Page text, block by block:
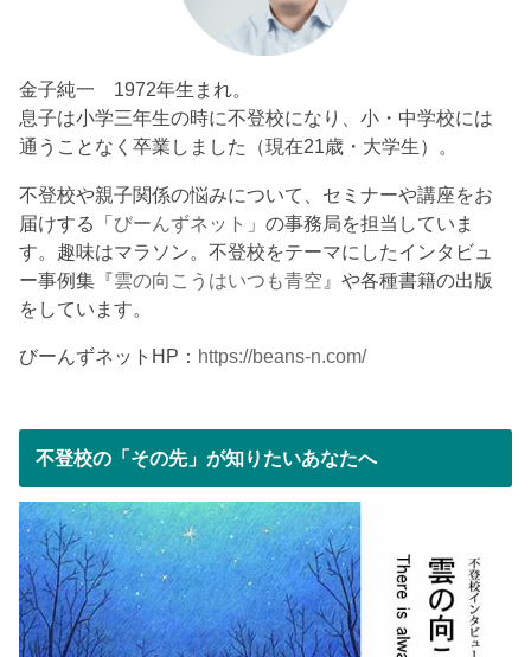
金子純一 1972年生まれ。
息子は小学三年生の時に不登校になり、小・中学校には
通うことなく卒業しました（現在21歳・大学生）。
不登校や親子関係の悩みについて、セミナーや講座をお
届けする「びーんずネット 」の事務局を担当していま
す。趣味はマラソン。不登校をテーマにしたインタビュ
ー事例集『雲の向こうはいつも青空 』や各種書籍の出版
をしています。
びーんずネットHP： https://beans-n.com/
不登校の「その先」が知りたいあなたへ